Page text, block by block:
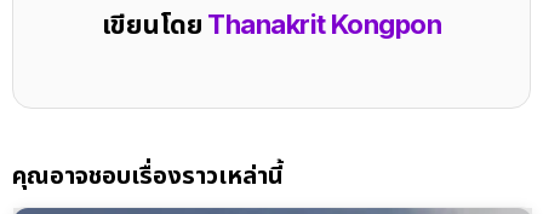
เขียนโดย Thanakrit Kongpon
คุณอาจชอบเรื่องราวเหล่านี้